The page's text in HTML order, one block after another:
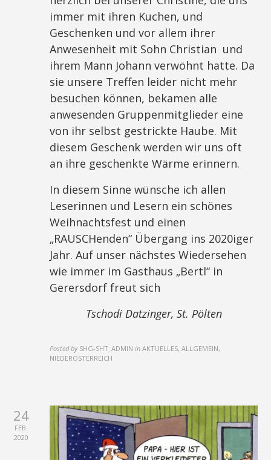
immer mit ihren Kuchen, und
Geschenken und vor allem ihrer
Anwesenheit mit Sohn Christian und
ihrem Mann Johann verwöhnt hatte. Da
sie unsere Treffen leider nicht mehr
besuchen können, bekamen alle
anwesenden Gruppenmitglieder eine
von ihr selbst gestrickte Haube. Mit
diesem Geschenk werden wir uns oft
an ihre geschenkte Wärme erinnern.
In diesem Sinne wünsche ich allen
Leserinnen und Lesern ein schönes
Weihnachtsfest und einen
„RAUSCHenden“ Übergang ins 2020iger
Jahr. Auf unser nächstes Wiedersehen
wie immer im Gasthaus „Bertl“ in
Gerersdorf freut sich
Tschodi Datzinger, St. Pölten
Posted by SHG-SHT_ADMIN in AKTUELLES, ALLGEMEIN,
NIEDERÖSTERREICH
24
FEB.
2020